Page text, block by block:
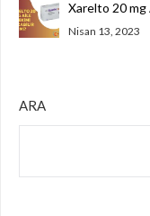
Xarelto 20 mg
Nisan 13, 2023
ARA